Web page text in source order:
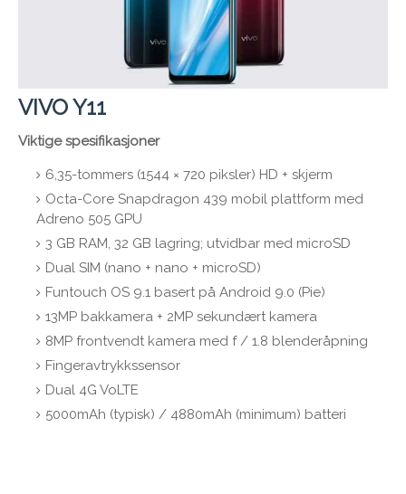
VIVO Y11
Viktige spesifikasjoner
6,35-tommers (1544 × 720 piksler) HD + skjerm
Octa-Core Snapdragon 439 mobil plattform med
Adreno 505 GPU
3 GB RAM, 32 GB lagring; utvidbar med microSD
Dual SIM (nano + nano + microSD)
Funtouch OS 9.1 basert på Android 9.0 (Pie)
13MP bakkamera + 2MP sekundært kamera
8MP frontvendt kamera med f / 1.8 blenderåpning
Fingeravtrykkssensor
Dual 4G VoLTE
5000mAh (typisk) / 4880mAh (minimum) batteri